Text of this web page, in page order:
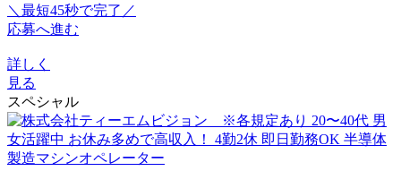
＼最短45秒で完了／
応募へ進む
詳しく
見る
スペシャル